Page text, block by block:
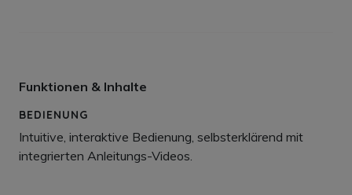
Funktionen & Inhalte
BEDIENUNG
Intuitive, interaktive Bedienung, selbsterklärend mit
integrierten Anleitungs-Videos.